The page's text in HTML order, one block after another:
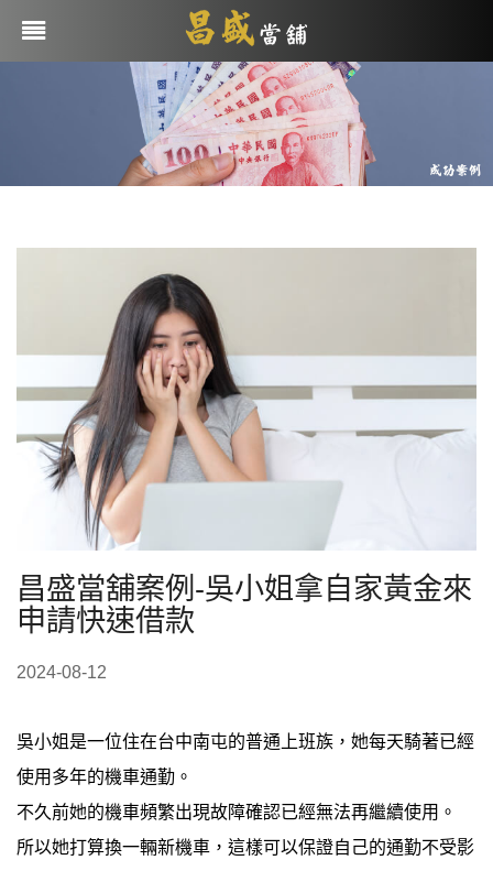
昌盛當舖案例-吳小姐拿自家黃金來
申請快速借款
2024-08-12
吳小姐是一位住在台中南屯的普通上班族，她每天騎著已經
使用多年的機車通勤。
不久前她的機車頻繁出現故障確認已經無法再繼續使用。
所以她打算換一輛新機車，這樣可以保證自己的通勤不受影